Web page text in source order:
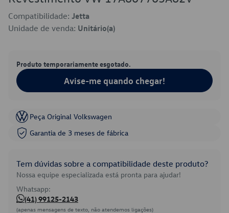
Compatibilidade: Jetta
Unidade de venda: Unitário(a)
Produto temporariamente esgotado.
Avise-me quando chegar!
Peça Original Volkswagen
Garantia de 3 meses de fábrica
Tem dúvidas sobre a compatibilidade deste produto?
Nossa equipe especializada está pronta para ajudar!
Whatsapp:
(41) 99125-2143
(apenas mensagens de texto, não atendemos ligações)